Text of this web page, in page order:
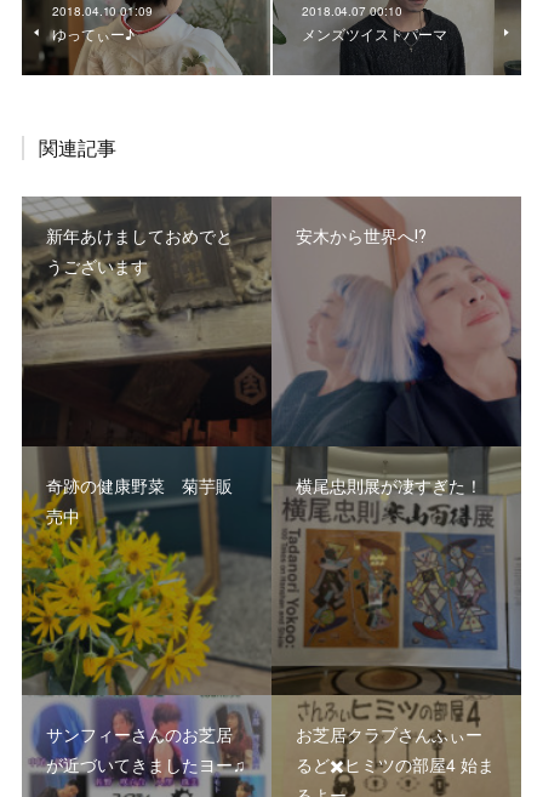
2018.04.10 01:09
ゆってぃー♪
2018.04.07 00:10
メンズツイストパーマ
関連記事
新年あけましておめでと
うございます
安木から世界へ⁉️
奇跡の健康野菜 菊芋販
売中
横尾忠則展が凄すぎた！
サンフィーさんのお芝居
が近づいてきましたヨー♫
お芝居クラブさんふぃー
るど✖️ヒミツの部屋4 始ま